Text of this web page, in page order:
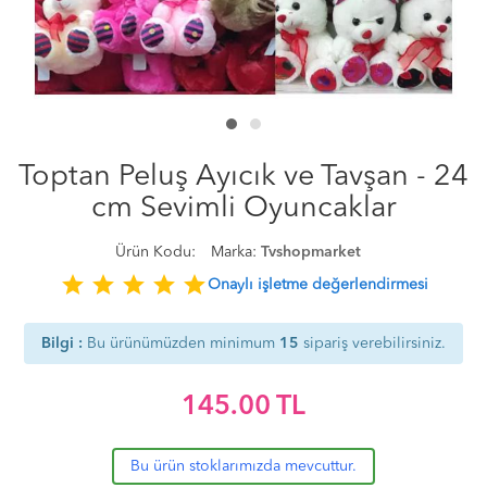
Toptan Peluş Ayıcık ve Tavşan - 24
cm Sevimli Oyuncaklar
Ürün Kodu: Marka: Tvshopmarket
star star star star starOnaylı işletme değerlendirmesi
Bilgi : Bu ürünümüzden minimum 15 sipariş verebilirsiniz.
145.00 TL
Bu ürün stoklarımızda mevcuttur.